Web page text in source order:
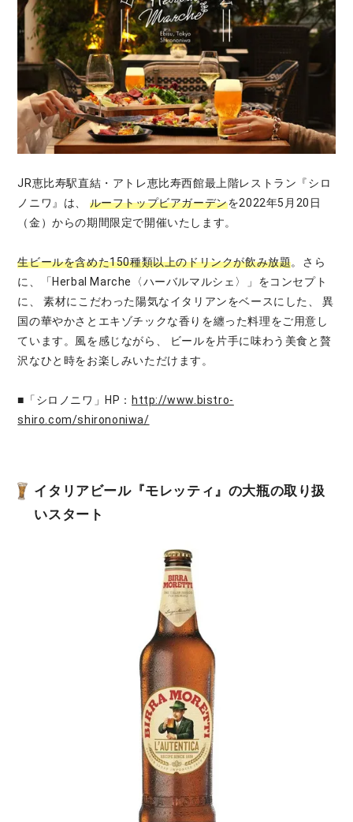
JR恵比寿駅直結・アトレ恵比寿西館最上階レストラン『シロ
ノニワ』は、 ルーフトップビアガーデンを2022年5月20日
（金）からの期間限定で開催いたします。
生ビールを含めた150種類以上のドリンクが飲み放題。さら
に、「Herbal Marche〈ハーバルマルシェ〉」をコンセプト
に、 素材にこだわった陽気なイタリアンをベースにした、 異
国の華やかさとエキゾチックな香りを纏った料理をご用意し
ています。風を感じながら、 ビールを片手に味わう美食と贅
沢なひと時をお楽しみいただけます。
■「シロノニワ」HP： http://www.bistro-
shiro.com/shirononiwa/
イタリアビール『モレッティ』の大瓶の取り扱
いスタート